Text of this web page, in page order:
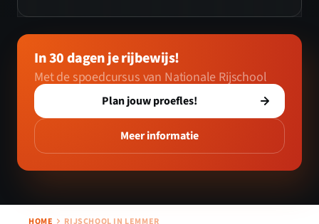
In 30 dagen je rijbewijs!
Met de spoedcursus van Nationale Rijschool
Plan jouw proefles!
Meer informatie